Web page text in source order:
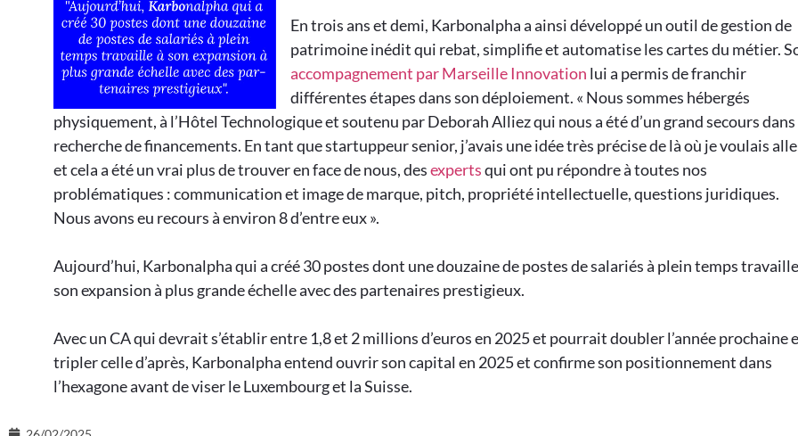
En trois ans et demi, Karbonalpha a ainsi développé un outil de gestion de
patrimoine inédit qui rebat, simplifie et automatise les cartes du métier.
accompagnement par Marseille Innovation lui a permis de franchir
différentes étapes dans son déploiement. « Nous sommes hébergés
physiquement, à l’Hôtel Technologique et soutenu par Deborah Alliez qui nous a été d’un grand secours dans
recherche de financements. En tant que startuppeur senior, j’avais une idée très précise de là où je voulais
et cela a été un vrai plus de trouver en face de nous, desexpertsqui ont pu répondre à toutes nos
problématiques : communication et image de marque, pitch, propriété intellectuelle, questions juridiques.
Nous avons eu recours à environ 8 d’entre eux ».
Aujourd’hui, Karbonalpha qui a créé 30 postes dont une douzaine de postes de salariés à plein temps
son expansion à plus grande échelle avec des partenaires prestigieux.
Avec un CA qui devrait s’établir entre 1,8 et 2 millions d’euros en 2025 et pourrait doubler l’année prochaine
tripler celle d’après, Karbonalpha entend ouvrir son capital en 2025 et confirme son positionnement dans
l’hexagone avant de viser le Luxembourg et la Suisse.